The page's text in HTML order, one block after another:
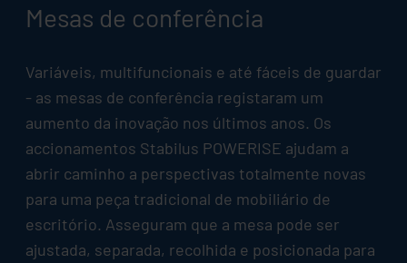
Mesas de conferência
Variáveis, multifuncionais e até fáceis de guardar
- as mesas de conferência registaram um
aumento da inovação nos últimos anos. Os
accionamentos Stabilus POWERISE ajudam a
abrir caminho a perspectivas totalmente novas
para uma peça tradicional de mobiliário de
escritório. Asseguram que a mesa pode ser
ajustada, separada, recolhida e posicionada para